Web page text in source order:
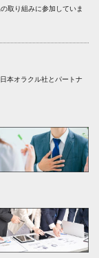
取り組みに参加していま
本オラクル社とパートナ